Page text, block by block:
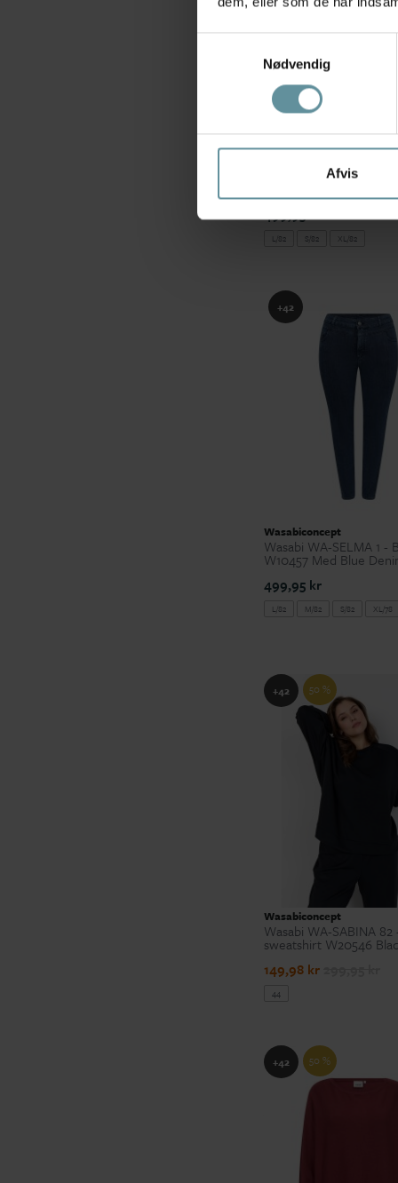
Nødvendig
Afvis
Wasabi WA-SELMA 2 -
499,95 kr
L/82 S/82 XL/82
+42
Wasabiconcept
Wasabi WA-SELMA 1 -
W10457 Med Blue
499,95 kr
L/82 M/82 S/82 XL/78
+42 50 %
Wasabiconcept
Wasabi WA-SABINA
sweatshirt W20546
149,98 kr
44
+42 50 %